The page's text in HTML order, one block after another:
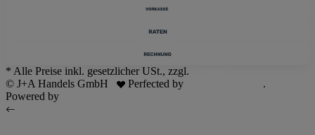
* Alle Preise inkl. gesetzlicher USt., zzgl.
© J+A Handels GmbH
Perfected by
.
Powered by